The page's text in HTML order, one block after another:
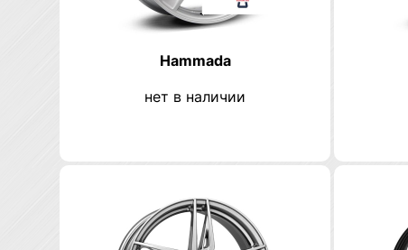
Hammada
нет в наличии